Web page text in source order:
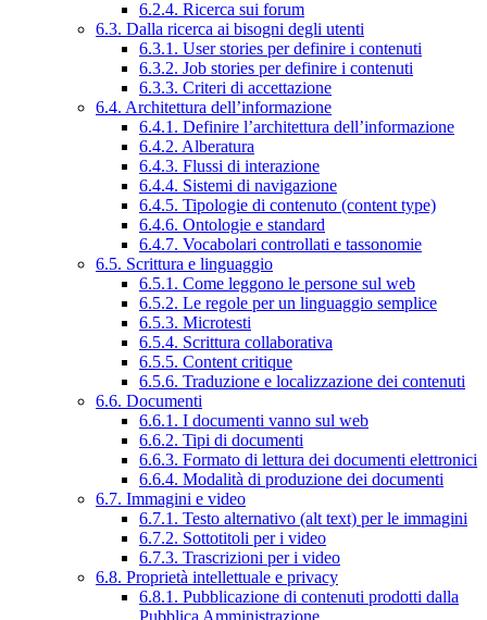
6.2.4. Ricerca sui forum
6.3. Dalla ricerca ai bisogni degli utenti
6.3.1. User stories per definire i contenuti
6.3.2. Job stories per definire i contenuti
6.3.3. Criteri di accettazione
6.4. Architettura dell’informazione
6.4.1. Definire l’architettura dell’informazione
6.4.2. Alberatura
6.4.3. Flussi di interazione
6.4.4. Sistemi di navigazione
6.4.5. Tipologie di contenuto (content type)
6.4.6. Ontologie e standard
6.4.7. Vocabolari controllati e tassonomie
6.5. Scrittura e linguaggio
6.5.1. Come leggono le persone sul web
6.5.2. Le regole per un linguaggio semplice
6.5.3. Microtesti
6.5.4. Scrittura collaborativa
6.5.5. Content critique
6.5.6. Traduzione e localizzazione dei contenuti
6.6. Documenti
6.6.1. I documenti vanno sul web
6.6.2. Tipi di documenti
6.6.3. Formato di lettura dei documenti elettronici
6.6.4. Modalità di produzione dei documenti
6.7. Immagini e video
6.7.1. Testo alternativo (alt text) per le immagini
6.7.2. Sottotitoli per i video
6.7.3. Trascrizioni per i video
6.8. Proprietà intellettuale e privacy
6.8.1. Pubblicazione di contenuti prodotti dalla
Pubblica Amministrazione